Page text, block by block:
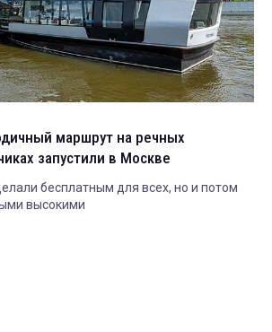
маршрут на речных
запустили в Москве
бесплатным для всех, но и потом
высокими